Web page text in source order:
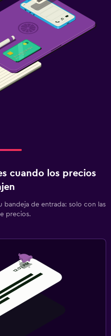
cuando los precios
bandeja de entrada: solo con las
precios.